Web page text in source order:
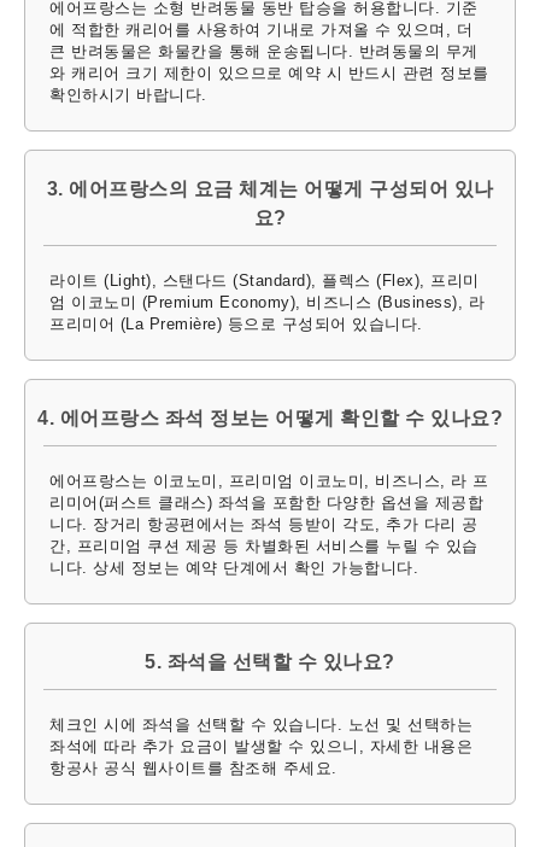
에어프랑스는 소형 반려동물 동반 탑승을 허용합니다. 기준
에 적합한 캐리어를 사용하여 기내로 가져올 수 있으며, 더
큰 반려동물은 화물칸을 통해 운송됩니다. 반려동물의 무게
와 캐리어 크기 제한이 있으므로 예약 시 반드시 관련 정보를
확인하시기 바랍니다.
3. 에어프랑스의 요금 체계는 어떻게 구성되어 있나
요?
라이트 (Light), 스탠다드 (Standard), 플렉스 (Flex), 프리미
엄 이코노미 (Premium Economy), 비즈니스 (Business), 라
프리미어 (La Première) 등으로 구성되어 있습니다.
4. 에어프랑스 좌석 정보는 어떻게 확인할 수 있나요?
에어프랑스는 이코노미, 프리미엄 이코노미, 비즈니스, 라 프
리미어(퍼스트 클래스) 좌석을 포함한 다양한 옵션을 제공합
니다. 장거리 항공편에서는 좌석 등받이 각도, 추가 다리 공
간, 프리미엄 쿠션 제공 등 차별화된 서비스를 누릴 수 있습
니다. 상세 정보는 예약 단계에서 확인 가능합니다.
5. 좌석을 선택할 수 있나요?
체크인 시에 좌석을 선택할 수 있습니다. 노선 및 선택하는
좌석에 따라 추가 요금이 발생할 수 있으니, 자세한 내용은
항공사 공식 웹사이트를 참조해 주세요.